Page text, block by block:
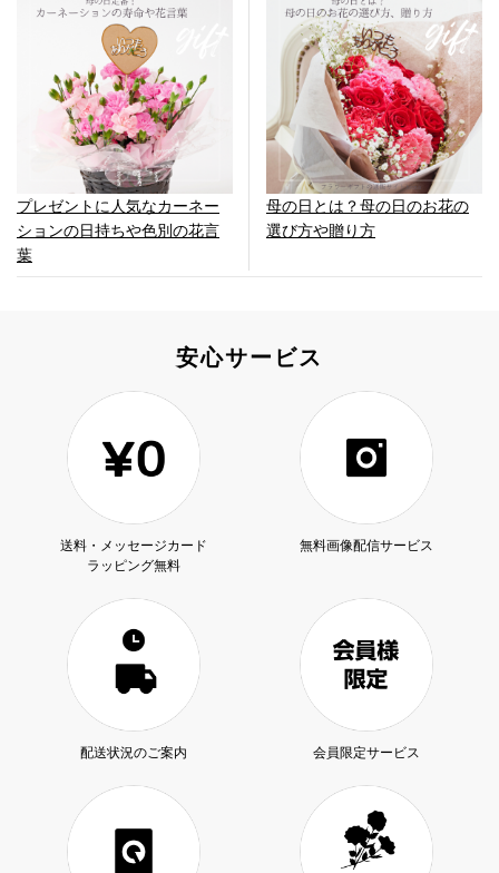
プレゼントに人気なカーネー
ションの日持ちや色別の花言
葉
母の日とは？母の日のお花の
選び方や贈り方
安心サービス
送料・メッセージカード
ラッピング無料
無料画像配信サービス
配送状況のご案内 会員限定サービス